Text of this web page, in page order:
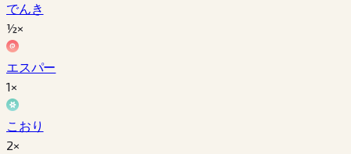
でんき
½×
エスパー
1×
こおり
2×